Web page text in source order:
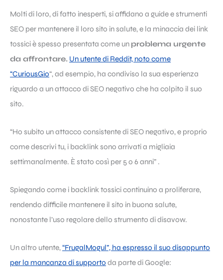
Molti di loro, di fatto inesperti, si affidano a guide e strumenti
SEO per mantenere il loro sito in salute, e la minaccia dei link
tossici è spesso presentata come un problema urgente
da affrontare. Un utente di Reddit, noto come
“CuriousGio“, ad esempio, ha condiviso la sua esperienza
riguardo a un attacco di SEO negativo che ha colpito il suo
sito.
“Ho subito un attacco consistente di SEO negativo, e proprio
come descrivi tu, i backlink sono arrivati a migliaia
settimanalmente. È stato così per 5 o 6 anni” .
Spiegando come i backlink tossici continuino a proliferare,
rendendo difficile mantenere il sito in buona salute,
nonostante l’uso regolare dello strumento di disavow.
Un altro utente, “FrugalMogul”, ha espresso il suo disappunto
per la mancanza di supporto da parte di Google: